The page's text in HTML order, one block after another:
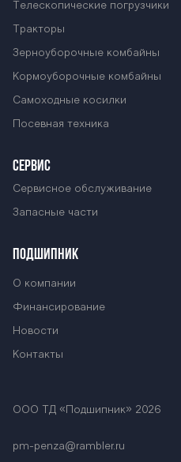
Телескопические погрузчики
Тракторы
Зерноуборочные комбайны
Кормоуборочные комбайны
Самоходные косилки
Посевная техника
СЕРВИС
Сервисное обслуживание
Запасные части
ПОДШИПНИК
О компании
Финансирование
Новости
Контакты
ООО ТД «Подшипник» 2026
pm-penza@rambler.ru